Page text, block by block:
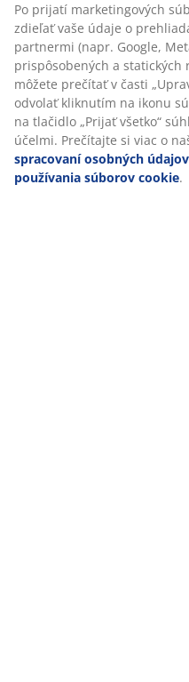
záhradný stôl so
užívate pohodlie, oceníte
súpravu a k nej ležadlo,
slnko plnými dúškami.
Po prijatí marketingových
zdieľať vaše údaje o
partnermi (napr. Google,
prispôsobených a statických
môžete prečítať v časti
odvolať kliknutím na ikonu
na tlačidlo „Prijať všetko“
účelmi. Prečítajte si viac o
spracovaní osobných údajov
používania súborov cookie.